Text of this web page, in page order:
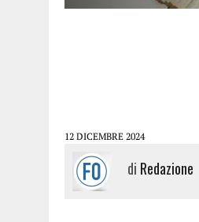
12 DICEMBRE 2024
di Redazione